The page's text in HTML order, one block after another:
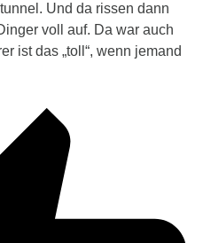
Und da rissen dann
voll auf. Da war auch
ist das „toll“, wenn jemand